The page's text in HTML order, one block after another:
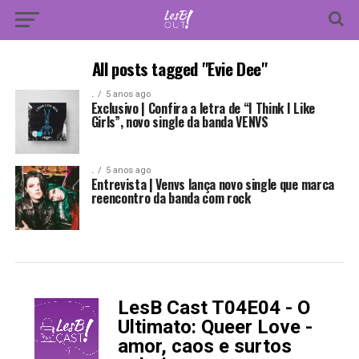
All posts tagged "Evie Dee"
. 5 anos ago
Exclusivo | Confira a letra de “I Think I Like
Girls”, novo single da banda VENVS
. 5 anos ago
Entrevista | Venvs lança novo single que marca
reencontro da banda com rock
LesB Cast T04E04 - O
Ultimato: Queer Love -
amor, caos e surtos
-